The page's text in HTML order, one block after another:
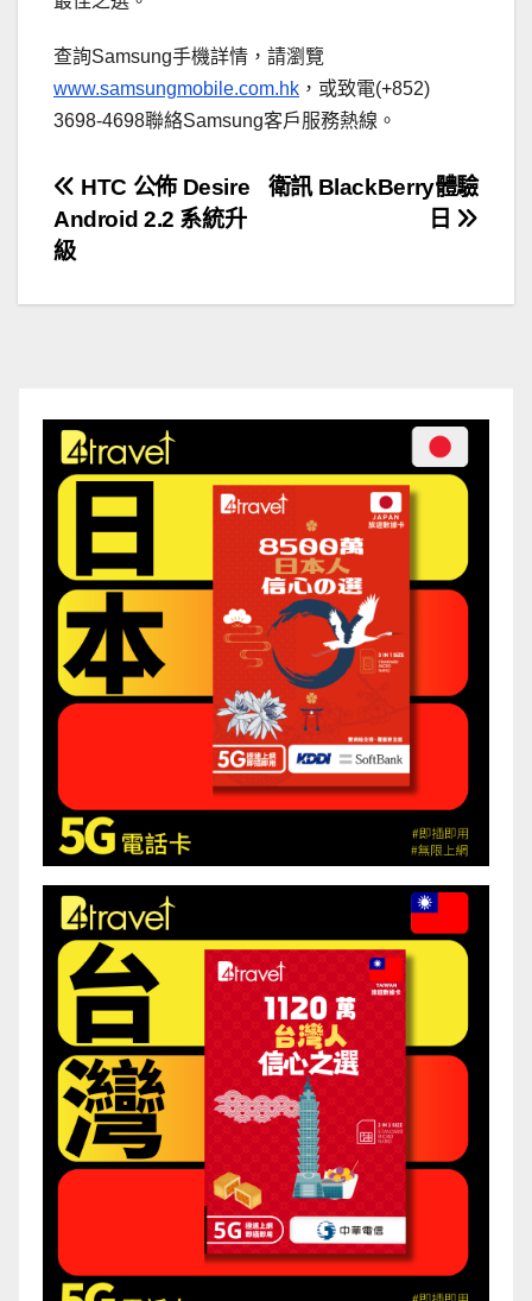
查詢Samsung手機詳情，請瀏覽
www.samsungmobile.com.hk ，或致電(+852)
3698-4698聯絡Samsung客戶服務熱線。
文
章
導
衛訊 BlackBerry體驗
日
HTC 公佈 Desire
Android 2.2 系統升
級